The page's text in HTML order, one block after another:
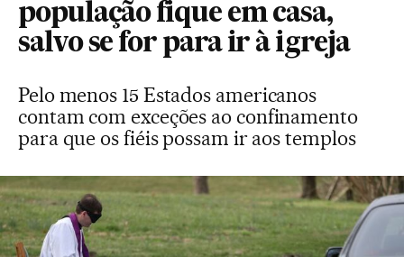
população fique em casa,
salvo se for para ir à igreja
Pelo menos 15 Estados americanos
contam com exceções ao confinamento
para que os fiéis possam ir aos templos